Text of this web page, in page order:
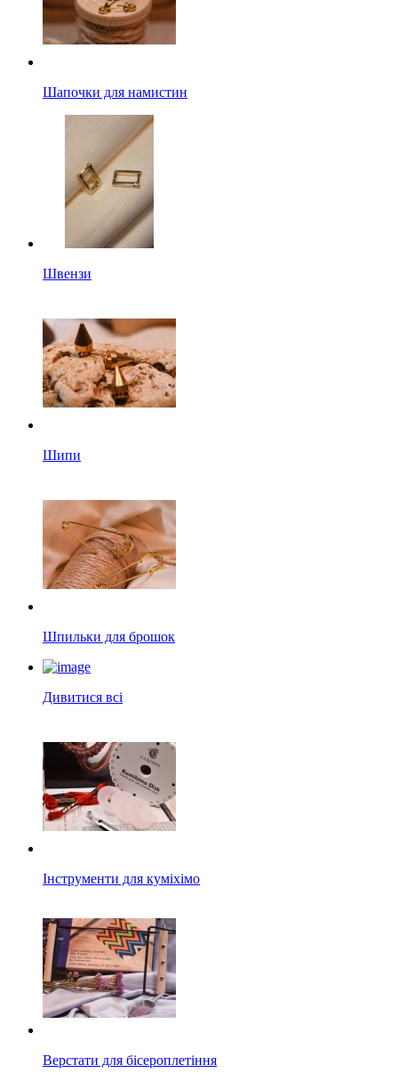
Шапочки для намистин
Швензи
Шипи
Шпильки для брошок
Дивитися всі
Інструменти для куміхімо
Верстати для бісероплетіння